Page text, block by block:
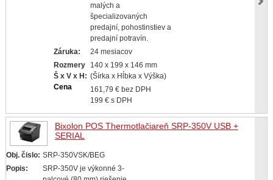
malých a
špecializovaných
predajní, pohostinstiev a
predajní potravín.
Záruka:
24 mesiacov
Rozmery
Š x V x H:
140 x 199 x 146 mm
(Šírka x Hĺbka x Výška)
Cena
161,79 € bez DPH
199 € s DPH
Bixolon POS Thermotlačiareň SRP-350V USB +
SERIAL
Obj. čislo: SRP-350VSK/BEG
Popis:
SRP-350V je výkonné 3-